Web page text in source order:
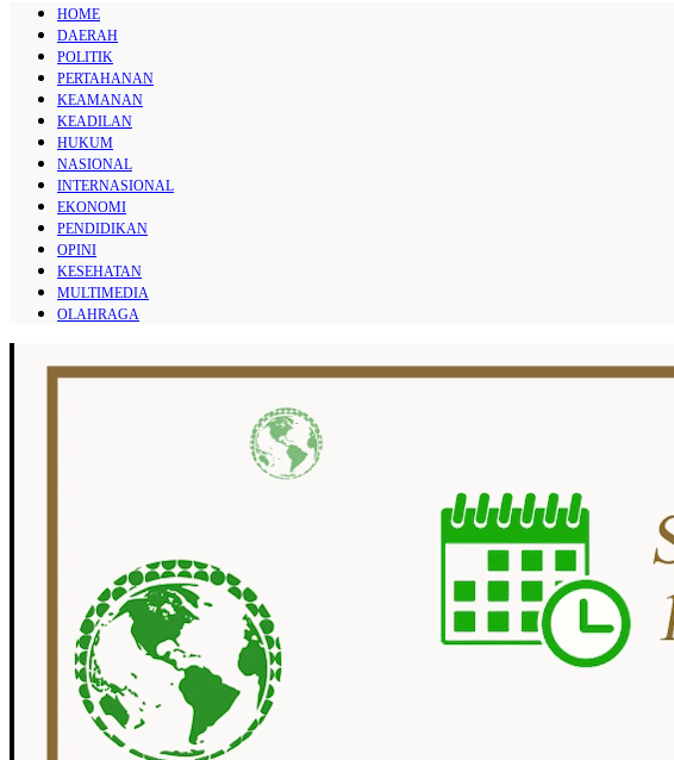
HOME
DAERAH
POLITIK
PERTAHANAN
KEAMANAN
KEADILAN
HUKUM
NASIONAL
INTERNASIONAL
EKONOMI
PENDIDIKAN
OPINI
KESEHATAN
MULTIMEDIA
OLAHRAGA